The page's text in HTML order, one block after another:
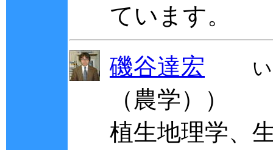
ています。
磯谷達宏
（農学））
植生地理学、